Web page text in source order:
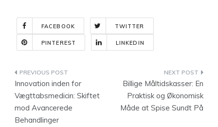
FACEBOOK TWITTER
PINTEREST LINKEDIN
Indlægsnavigation
Innovation inden for
Vægttabsmedicin: Skiftet
mod Avancerede
Behandlinger
Billige Måltidskasser: En
Praktisk og Økonomisk
Måde at Spise Sundt På